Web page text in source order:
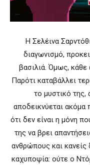
Η Σελέινα
διαγωνισμό,
βασιλιά. Όμως, κάθε
Παρότι καταβάλλει
το μυστικό της,
αποδεικνύεται ακόμα
ότι δεν είναι η μόνη
της να βρει
ανθρώπους και κανείς
καχυποψία: ούτε ο